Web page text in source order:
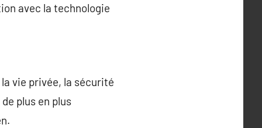
avec la technologie
vie privée, la sécurité
plus en plus